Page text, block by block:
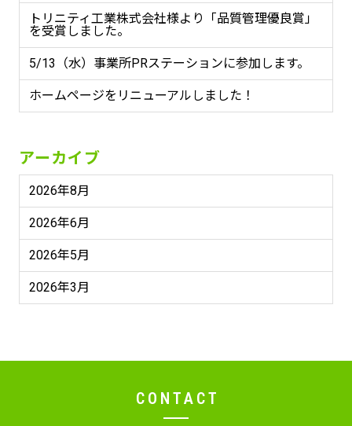
トリニティ工業株式会社様より「品質管理優良賞」
を受賞しました。
5/13（水）事業所PRステーションに参加します。
ホームページをリニューアルしました！
アーカイブ
2026年8月
2026年6月
2026年5月
2026年3月
CONTACT